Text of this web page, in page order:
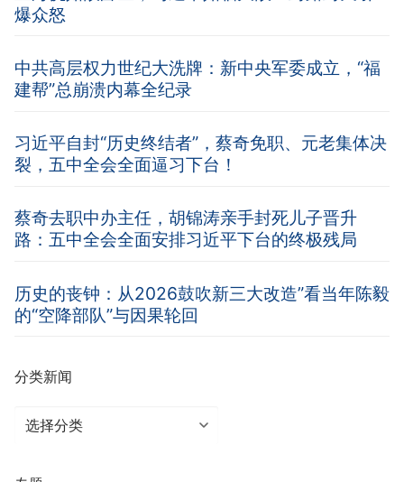
爆众怒
中共高层权力世纪大洗牌：新中央军委成立，“福
建帮”总崩溃内幕全纪录
习近平自封“历史终结者”，蔡奇免职、元老集体决
裂，五中全会全面逼习下台！
蔡奇去职中办主任，胡锦涛亲手封死儿子晋升
路：五中全会全面安排习近平下台的终极残局
历史的丧钟：从2026鼓吹新三大改造”看当年陈毅
的“空降部队”与因果轮回
分类新闻
分